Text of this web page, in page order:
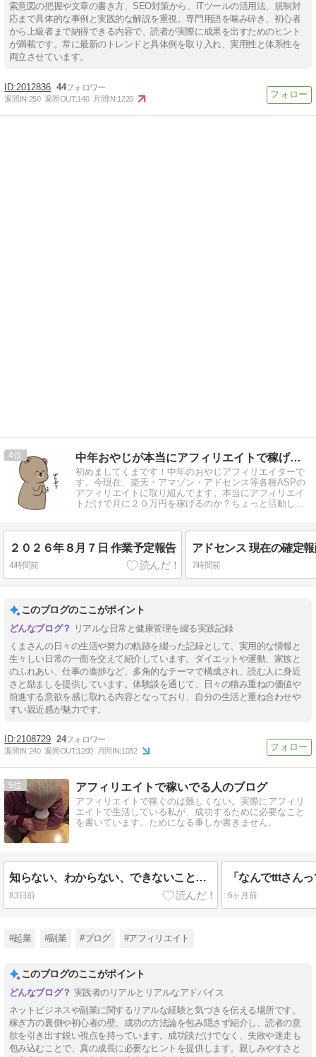
索意図の把握や文章の書き方、SEO対策から、ITツールの活用法、規制対
応まで具体的な事例と実践的な解説を重視。専門用語を噛み砕き、初心者
から上級者まで納得できる内容で、読者が実際に成果を出すためのヒント
が満載です。常に最新のトレンドと具体例を取り入れ、実用性と体系性を
両立させています。
2012836 44
週間IN:250 週間OUT:140 月間IN:1220
4 中年おやじが本当にアフィリエイトで稼げる？実験証明ブログ
初めましてくまです！中年のおやじアフィリエイターで
す。今現在、楽天・アマゾン・アドセンス等各種ASPの
アフィリエイトに取り組んでます。本当にアフィリエイ
トだけで月に２０万円を稼げるのか？ちょっと活動して
２０２６年８月７日 作業予定報告
4時間前 7時間前
このブログのここがポイント
リアルな日常と健康管理を綴る実践記録
くまさんの日々の生活や努力の軌跡を綴った記録として、実用的な情報と
生々しい日常の一面を交えて紹介しています。ダイエットや運動、家族と
のふれあい、仕事の進捗など、多角的なテーマで構成され、読む人に身近
さと励ましを提供しています。体験談を通じて、日々の積み重ねの価値や
前進する意欲を感じ取れる内容となっており、自分の生活と重ね合わせや
すい親近感が魅力です。
2108729 24
週間IN:240 週間OUT:1200 月間IN:1032
5 アフィリエイトで稼いでる人のブログ
アフィリエイトで稼ぐのは難しくない。実際にアフィリ
エイトで生活している私が、成功するために必要なこと
を書いています。ためになる事しか書きません。
知らない、わからない、できないことが多い？そんなん最高やん！！って話
83日前 6ヶ月前
#起業 #副業 #ブログ #アフィリエイト
このブログのここがポイント
実践者のリアルとリアルなアドバイス
ネットビジネスや副業に関するリアルな経験と気づきを伝える場所です。
稼ぎ方の裏側や初心者の壁、成功の方法論を包み隠さず紹介し、読者の意
欲を引き出す鋭い視点を持っています。成功談だけでなく、失敗や迷走も
包み込むことで、真の成長に必要なヒントを提供します。親しみやすさと